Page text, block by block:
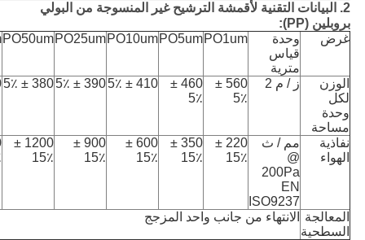
2. البيانات التقنية لأقمشة الترشيح غير المنسوجة من البولي
بروبلين (PP):
غرض
وحدة
قياس
مترية
PO1um
PO5um
PO10um
PO25um
PO50um
الوزن
لكل
وحدة
مساحة
ز / م 2
560 ±
5٪
460 ±
5٪
410 ± 5٪ 390 ± 5٪ 380 ± 5٪
نفاذية
الهواء
مم / ث
@
200Pa
EN
ISO9237
220 ±
15٪
350 ±
15٪
600 ±
15٪
900 ±
15٪
1200 ±
15٪
المعالجة
السطحية
الانتهاء من جانب واحد المزجج